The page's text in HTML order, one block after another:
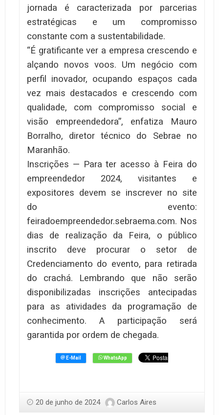
jornada é caracterizada por parcerias
estratégicas e um compromisso
constante com a sustentabilidade.
“É gratificante ver a empresa crescendo e
alçando novos voos. Um negócio com
perfil inovador, ocupando espaços cada
vez mais destacados e crescendo com
qualidade, com compromisso social e
visão empreendedora”, enfatiza Mauro
Borralho, diretor técnico do Sebrae no
Maranhão.
Inscrições — Para ter acesso à Feira do
empreendedor 2024, visitantes e
expositores devem se inscrever no site
do evento:
feiradoempreendedor.sebraema.com. Nos
dias de realização da Feira, o público
inscrito deve procurar o setor de
Credenciamento do evento, para retirada
do crachá. Lembrando que não serão
disponibilizadas inscrições antecipadas
para as atividades da programação de
conhecimento. A participação será
garantida por ordem de chegada.
20 de junho de 2024 Carlos Aires